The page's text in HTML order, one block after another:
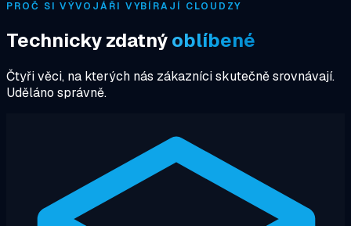
PROČ SI VÝVOJÁŘI VYBÍRAJÍ CLOUDZY
Technicky zdatnýoblíbené
Čtyři věci, na kterých nás zákazníci skutečně srovnávají.
Uděláno správně.